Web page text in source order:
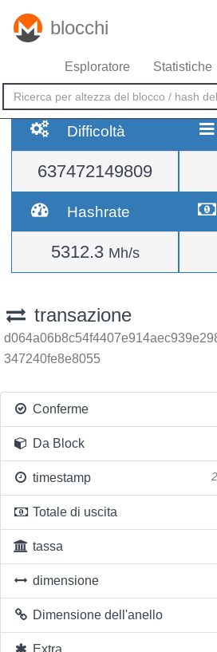
blocchi
Esploratore Statistiche
Difficoltà
637472149809
Hashrate
5312.3 Mh/s
transazione
347240fe8e8055
Conferme
Da Block
timestamp
Totale di uscita
tassa
dimensione
Dimensione dell'anello
Extra